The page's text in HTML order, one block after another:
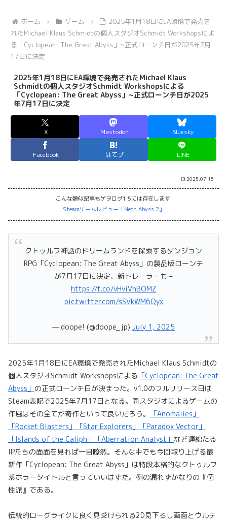
ホーム ゲーム
2025年1月18日にEA環境で発売さ
れたMichael Klaus Schmidtの個人スタジオSchmidt Workshopsによ
る「Cyclopean: The Great Abyss」~正式ローンチ日が2025年7月
17日に決定
2025年1月18日にEA環境で発売されたMichael Klaus
Schmidtの個人スタジオSchmidt Workshopsによる
「Cyclopean: The Great Abyss」~正式ローンチ日が2025
年7月17日に決定
X Mastodon Bluesky
Facebook はてブ LINE
2025.07.15
こんな類似記事もゲヲログ1.5には存在します:
Steamゲームレビュー「Neon Abyss 2」
クトゥルフ神話のドリームランドを探索するダンジョン
RPG「Cyclopean: The Great Abyss」の製品版ローンチ
が7月17日に決定、新トレーラーも –
https://t.co/vHviVhBOMZ
pic.twitter.com/sSVkWM6Qyx
— doope! (@doope_jp) July 1, 2025
2025年1月18日にEA環境で発売されたMichael Klaus Schmidtの
個人スタジオSchmidt Workshopsによる 「Cyclopean: The Great
Abyss」 の正式ローンチ日が決まった。v1.0のフルリリース日は
Steam表記で2025年7月17日となる。同スタジオによるゲームの
作風はその全てが奇作といって良いだろう。
「Anomalies」
「Rocket Blasters」
「Star Explorers」
「Paradox Vector」
「Islands of the Caliph」
「Aberration Analyst」 など連綿たる
IPたちの面面を見れば一目瞭然。そんな中でも今回取り上げる最
新作「Cyclopean: The Great Abyss」は特段本格的なクトゥルフ
系ホラータイトルと言っていいはずだ。例の漏れずかなりの『個
性派』である。
伝統的ローグライクに良く見受けられる2D見下ろし画面とウルテ